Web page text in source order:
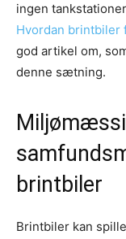
ingen
Hvordan brintbiler
god artikel om,
denne sætning.
brintbiler
Brintbiler kan